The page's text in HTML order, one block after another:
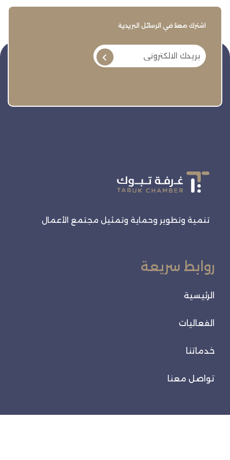
اشترك معنا في الرسائل البريدية
تنمية وتطوير وحماية وتمثيل مجتمع الأعمال
روابط سريعة
الرئيسية
الفعاليات
خدماتنا
تواصل معنا